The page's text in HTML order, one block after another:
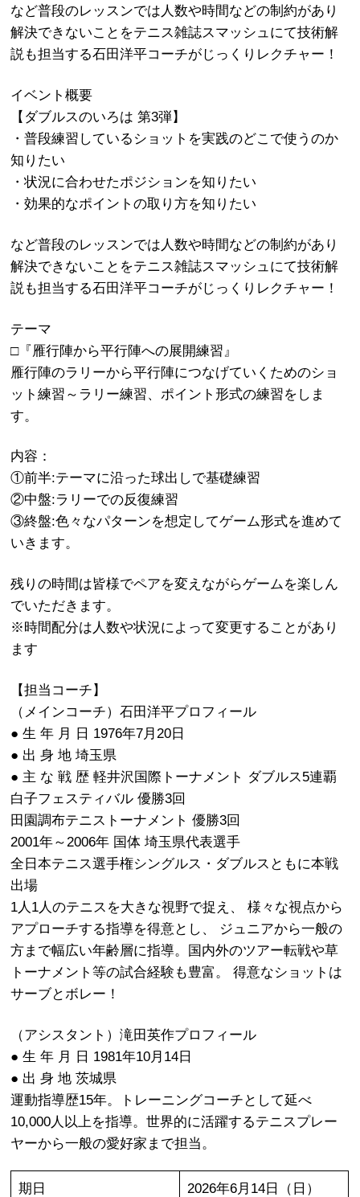
など普段のレッスンでは人数や時間などの制約があり
解決できないことをテニス雑誌スマッシュにて技術解
説も担当する石田洋平コーチがじっくりレクチャー！
イベント概要
【ダブルスのいろは 第3弾】
・普段練習しているショットを実践のどこで使うのか
知りたい
・状況に合わせたポジションを知りたい
・効果的なポイントの取り方を知りたい
など普段のレッスンでは人数や時間などの制約があり
解決できないことをテニス雑誌スマッシュにて技術解
説も担当する石田洋平コーチがじっくりレクチャー！
テーマ
□『雁行陣から平行陣への展開練習』
雁行陣のラリーから平行陣につなげていくためのショ
ット練習～ラリー練習、ポイント形式の練習をしま
す。
内容：
①前半:テーマに沿った球出しで基礎練習
②中盤:ラリーでの反復練習
③終盤:色々なパターンを想定してゲーム形式を進めて
いきます。
残りの時間は皆様でペアを変えながらゲームを楽しん
でいただきます。
※時間配分は人数や状況によって変更することがあり
ます
【担当コーチ】
（メインコーチ）石田洋平プロフィール
● 生 年 月 日 1976年7月20日
● 出 身 地 埼玉県
● 主 な 戦 歴 軽井沢国際トーナメント ダブルス5連覇
白子フェスティバル 優勝3回
田園調布テニストーナメント 優勝3回
2001年～2006年 国体 埼玉県代表選手
全日本テニス選手権シングルス・ダブルスともに本戦
出場
1人1人のテニスを大きな視野で捉え、 様々な視点から
アプローチする指導を得意とし、 ジュニアから一般の
方まで幅広い年齢層に指導。国内外のツアー転戦や草
トーナメント等の試合経験も豊富。 得意なショットは
サーブとボレー！
（アシスタント）滝田英作プロフィール
● 生 年 月 日 1981年10月14日
● 出 身 地 茨城県
運動指導歴15年。トレーニングコーチとして延べ
10,000人以上を指導。世界的に活躍するテニスプレー
ヤーから一般の愛好家まで担当。
期日 2026年6月14日（日）